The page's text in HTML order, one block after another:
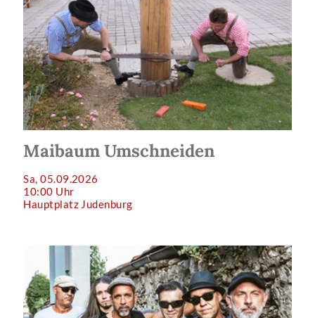
Maibaum Umschneiden
Sa, 05.09.2026
10:00 Uhr
Hauptplatz Judenburg